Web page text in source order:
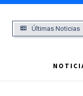
Últimas Noticias